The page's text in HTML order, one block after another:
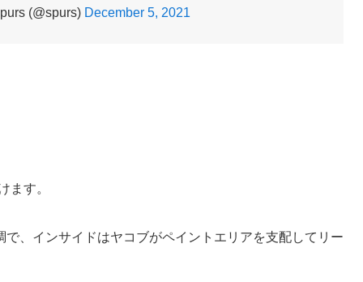
(@spurs) December 5, 2021
ます。
、インサイドはヤコブがペイントエリアを支配してリー